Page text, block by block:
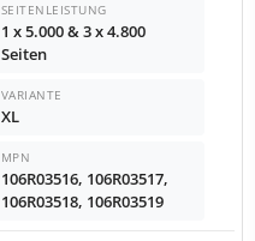
SEITENLEISTUNG
1 x 5.000 & 3 x 4.800
Seiten
VARIANTE
XL
MPN
106R03516, 106R03517,
106R03518, 106R03519